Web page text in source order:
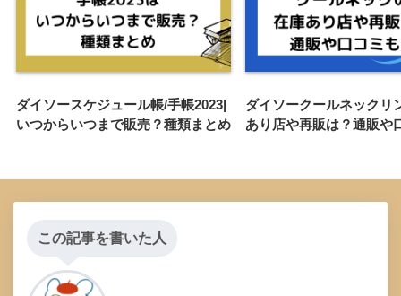
ダイソースケジュール帳/手帳2023|
いつからいつまで販売？種類まとめ
ダイソークールネックリ
あり店や再販は？通販や
この記事を書いた人